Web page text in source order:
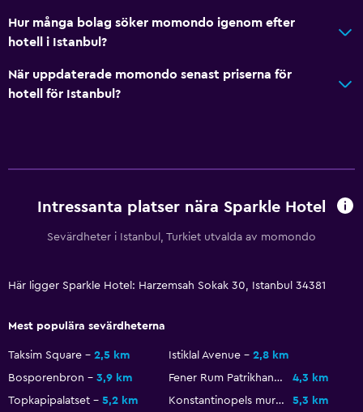
Hårfön
Toalettpapper
Minibar
Bar/lounge
Matbord
Parkering och transport
Parkering
Hur många bolag söker momondo igenom efter
hotell i Istanbul?
När uppdaterade momondo senast priserna för
hotell för Istanbul?
Intressanta platser nära Sparkle Hotel
Sevärdheter i Istanbul, Turkiet utvalda av momondo
Här ligger Sparkle Hotel: Harzemsah Sokak 30, Istanbul 34381
Mest populära sevärdheterna
Taksim Square 2,5 km Istiklal Avenue
2,8 km
Bosporenbron
3,9 km Fener Rum Patrikhanesi
4,3 km
Topkapipalatset
5,2 km Konstantinopels murar 5,3 km